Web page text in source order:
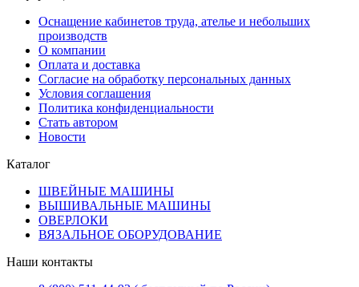
Оснащение кабинетов труда, ателье и небольших
производств
О компании
Оплата и доставка
Согласие на обработку персональных данных
Условия соглашения
Политика конфиденциальности
Стать автором
Новости
Каталог
ШВЕЙНЫЕ МАШИНЫ
ВЫШИВАЛЬНЫЕ МАШИНЫ
ОВЕРЛОКИ
ВЯЗАЛЬНОЕ ОБОРУДОВАНИЕ
Наши контакты